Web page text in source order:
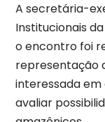
A secretária-
Institucionais
o encontro foi
representação
interessada
avaliar